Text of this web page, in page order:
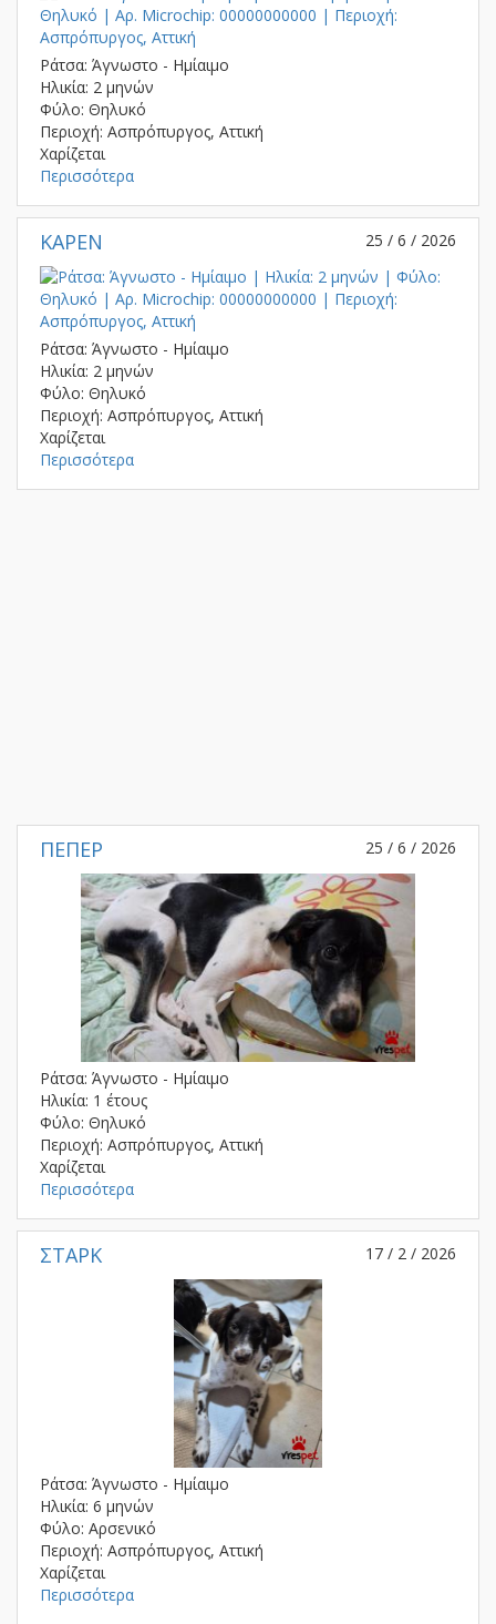
Ράτσα: Άγνωστο - Ημίαιμο
Ηλικία: 2 μηνών
Φύλο: Θηλυκό
Περιοχή: Ασπρόπυργος, Αττική
Χαρίζεται
Περισσότερα
ΚΑΡΕΝ 25 / 6 / 2026
Ράτσα: Άγνωστο - Ημίαιμο
Ηλικία: 2 μηνών
Φύλο: Θηλυκό
Περιοχή: Ασπρόπυργος, Αττική
Χαρίζεται
Περισσότερα
ΠΕΠΕΡ 25 / 6 / 2026
Ράτσα: Άγνωστο - Ημίαιμο
Ηλικία: 1 έτους
Φύλο: Θηλυκό
Περιοχή: Ασπρόπυργος, Αττική
Χαρίζεται
Περισσότερα
ΣΤΑΡΚ 17 / 2 / 2026
Ράτσα: Άγνωστο - Ημίαιμο
Ηλικία: 6 μηνών
Φύλο: Αρσενικό
Περιοχή: Ασπρόπυργος, Αττική
Χαρίζεται
Περισσότερα